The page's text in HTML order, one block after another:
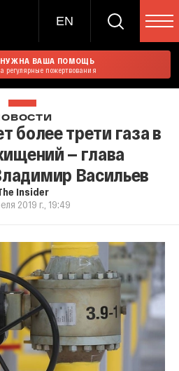
EN
ВАША ПОМОЩЬ
регулярные пожертвования
более трети газа в
— глава
Васильев
Insider
2019 г., 19:49